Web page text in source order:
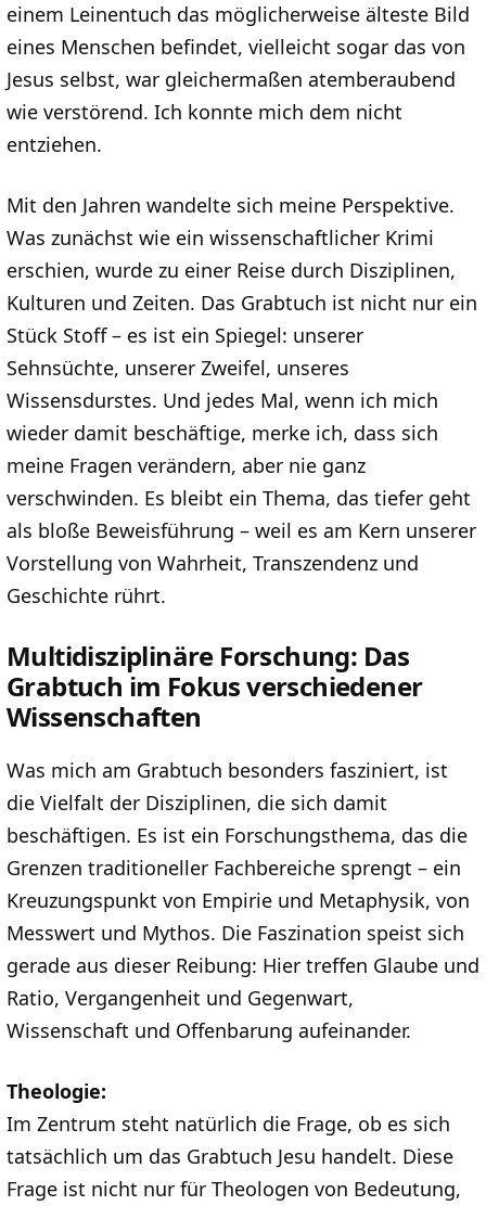
einem Leinentuch das möglicherweise älteste Bild
eines Menschen befindet, vielleicht sogar das von
Jesus selbst, war gleichermaßen atemberaubend
wie verstörend. Ich konnte mich dem nicht
entziehen.
Mit den Jahren wandelte sich meine Perspektive.
Was zunächst wie ein wissenschaftlicher Krimi
erschien, wurde zu einer Reise durch Disziplinen,
Kulturen und Zeiten. Das Grabtuch ist nicht nur ein
Stück Stoff – es ist ein Spiegel: unserer
Sehnsüchte, unserer Zweifel, unseres
Wissensdurstes. Und jedes Mal, wenn ich mich
wieder damit beschäftige, merke ich, dass sich
meine Fragen verändern, aber nie ganz
verschwinden. Es bleibt ein Thema, das tiefer geht
als bloße Beweisführung – weil es am Kern unserer
Vorstellung von Wahrheit, Transzendenz und
Geschichte rührt.
Multidisziplinäre Forschung: Das
Grabtuch im Fokus verschiedener
Wissenschaften
Was mich am Grabtuch besonders fasziniert, ist
die Vielfalt der Disziplinen, die sich damit
beschäftigen. Es ist ein Forschungsthema, das die
Grenzen traditioneller Fachbereiche sprengt – ein
Kreuzungspunkt von Empirie und Metaphysik, von
Messwert und Mythos. Die Faszination speist sich
gerade aus dieser Reibung: Hier treffen Glaube und
Ratio, Vergangenheit und Gegenwart,
Wissenschaft und Offenbarung aufeinander.
Theologie:
Im Zentrum steht natürlich die Frage, ob es sich
tatsächlich um das Grabtuch Jesu handelt. Diese
Frage ist nicht nur für Theologen von Bedeutung,